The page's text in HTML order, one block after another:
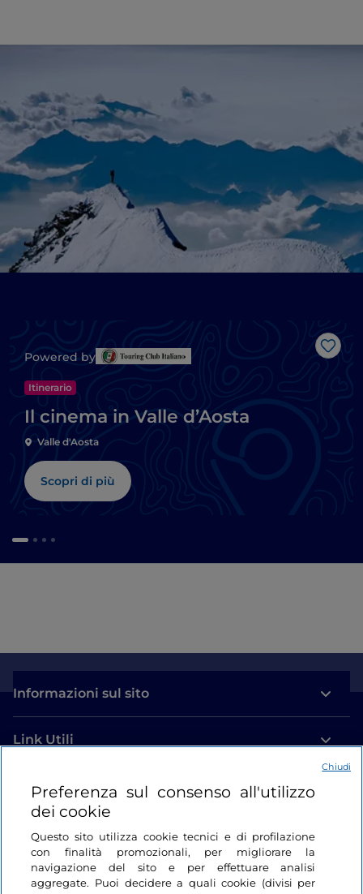
Like
Powered by
Itinerario
Il cinema in Valle d’Aosta
Valle d'Aosta
Scopri di più
Informazioni sul sito
Link Utili
Login
Restiamo in contatto
Preferenza sul consenso all'utilizzo
dei cookie
Questo sito utilizza cookie tecnici e di profilazione
con finalità promozionali, per migliorare la
navigazione del sito e per effettuare analisi
aggregate. Puoi decidere a quali cookie (divisi per
Chiudi